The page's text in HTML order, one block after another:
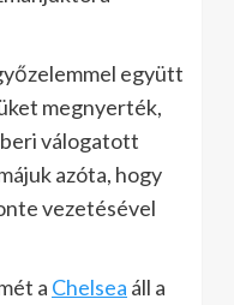
együtt
megnyerték,
válogatott
azóta, hogy
vezetésével
a Chelsea áll a